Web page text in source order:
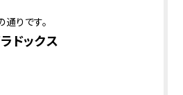
りです。
ドックス